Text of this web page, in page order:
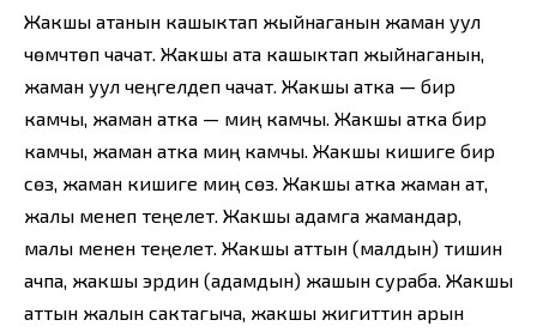
Жакшы атанын кашыктап жыйнаганын жаман уул
чөмүчтөп чачат. Жакшы ата кашыктап жыйнаганын,
жаман уул чеңгелдеп чачат. Жакшы атка — бир
камчы, жаман атка — миң камчы. Жакшы атка бир
камчы, жаман атка миң камчы. Жакшы кишиге бир
сөз, жаман кишиге миң сөз. Жакшы атка жаман ат,
жалы менеп теңелет. Жакшы адамга жамандар,
малы менен теңелет. Жакшы аттын (малдын) тишин
ачпа, жакшы эрдин (адамдын) жашын сураба. Жакшы
аттын жалын сактагыча, жакшы жигиттин арын